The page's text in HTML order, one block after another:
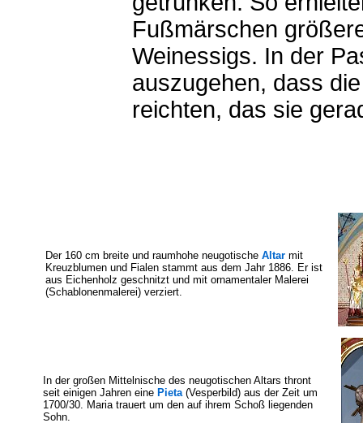
Fußmärschen
Weinessigs. In der
auszugehen, dass
reichten, das sie
Der 160 cm breite und raumhohe neugotische Altar mit
Kreuzblumen und Fialen stammt aus dem Jahr 1886. Er ist
aus Eichenholz geschnitzt und mit ornamentaler Malerei
(Schablonenmalerei) verziert.
In der großen Mittelnische des neugotischen Altars thront
seit einigen Jahren eine Pieta (Vesperbild) aus der Zeit um
1700/30. Maria trauert um den auf ihrem Schoß liegenden
Sohn.